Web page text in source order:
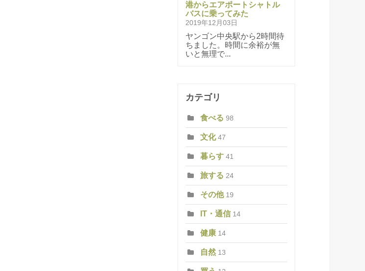
港からエアポートシャトル
バスに乗ってみた
2019年12月03日
ヤンゴン中央駅から2時間待
ちました。時間に余裕が無
いと無理で...
カテゴリ
食べる 98
文化 47
暮らす 41
旅する 24
その他 19
IT・通信 14
健康 14
自然 13